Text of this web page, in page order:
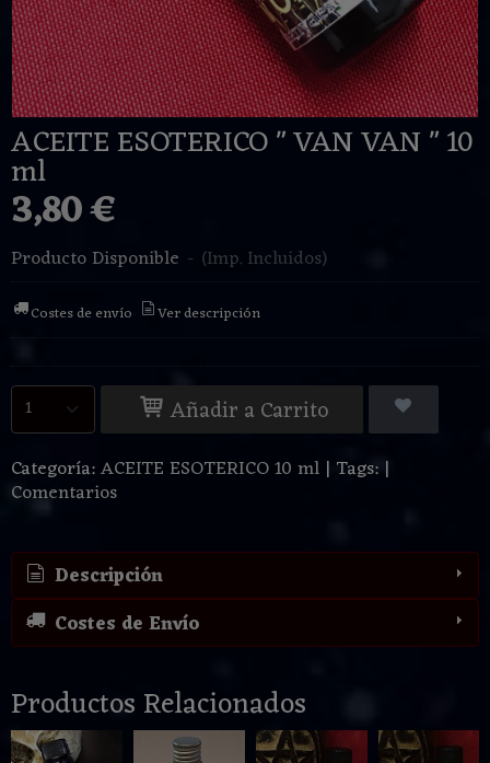
ACEITE ESOTERICO " VAN VAN " 10
ml
3,80 €
Producto Disponible - (Imp. Incluidos)
Costes de envío Ver descripción
Añadir a Carrito
Categoría:ACEITE ESOTERICO 10 ml | Tags: |
Comentarios
Descripción
Costes de Envío
Productos Relacionados